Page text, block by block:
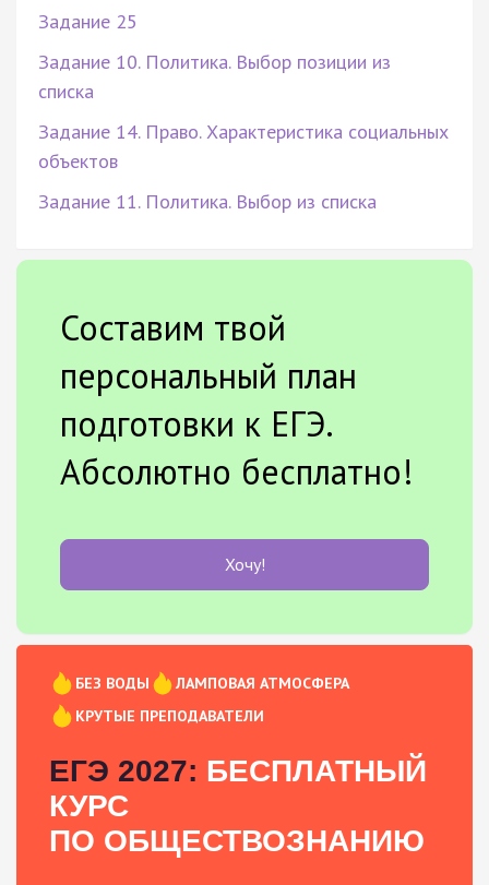
Задание 25
Задание 10. Политика. Выбор позиции из
списка
Задание 14. Право. Характеристика социальных
объектов
Задание 11. Политика. Выбор из списка
Составим твой
персональный план
подготовки к ЕГЭ.
Абсолютно бесплатно!
Хочу!
БЕЗ ВОДЫ
ЛАМПОВАЯ АТМОСФЕРА
КРУТЫЕ ПРЕПОДАВАТЕЛИ
ЕГЭ 2027: БЕСПЛАТНЫЙ
КУРС
ПО ОБЩЕСТВОЗНАНИЮ